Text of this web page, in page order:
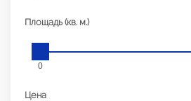
Площадь (кв. м.)
0
Цена